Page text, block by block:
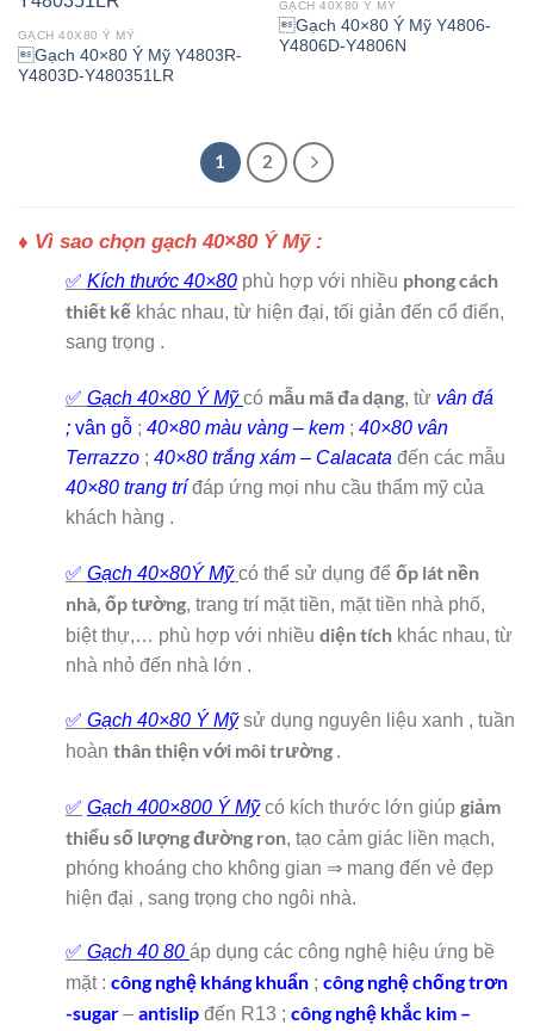
GẠCH 40X80 Ý MỸ
Gạch 40×80 Ý Mỹ Y4803R-
Y4803D-Y480351LR
GẠCH 40X80 Ý MỸ
Gạch 40×80 Ý Mỹ Y4806-
Y4806D-Y4806N
1 2
♦ Vì sao chọn gạch 40×80 Ý Mỹ :
✅ Kích thước 40×80 phù hợp với nhiều phong cách
thiết kế khác nhau, từ hiện đại, tối giản đến cổ điển,
sang trọng .
✅ Gạch 40×80 Ý Mỹ có mẫu mã đa dạng, từ vân đá
; vân gỗ ; 40×80 màu vàng – kem ; 40×80 vân
Terrazzo ; 40×80 trắng xám – Calacata đến các mẫu
40×80 trang trí đáp ứng mọi nhu cầu thẩm mỹ của
khách hàng .
✅ Gạch 40×80Ý Mỹ có thể sử dụng để ốp lát nền
nhà, ốp tường, trang trí mặt tiền, mặt tiền nhà phố,
biệt thự,… phù hợp với nhiều diện tích khác nhau, từ
nhà nhỏ đến nhà lớn .
✅ Gạch 40×80 Ý Mỹsử dụng nguyên liệu xanh , tuần
hoàn thân thiện với môi trường .
✅ Gạch 400×800 Ý Mỹcó kích thước lớn giúp giảm
thiểu số lượng đường ron, tạo cảm giác liền mạch,
phóng khoáng cho không gian ⇒ mang đến vẻ đẹp
hiện đại , sang trọng cho ngôi nhà.
✅ Gạch 40 80 áp dụng các công nghệ hiệu ứng bề
mặt : công nghệ kháng khuẩn ; công nghệ chống trơn
-sugar– antislip đến R13 ; công nghệ khắc kim –